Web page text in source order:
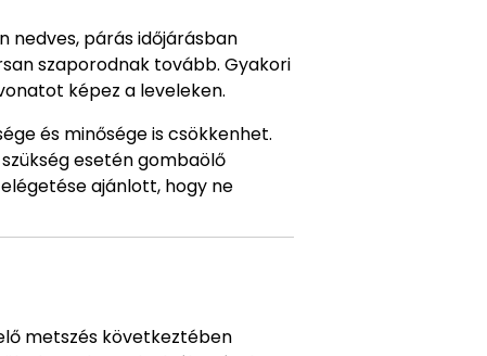
nedves, párás időjárásban
szaporodnak tovább. Gyakori
képez a leveleken.
és minősége is csökkenhet.
esetén gombaölő
ajánlott, hogy ne
metszés következtében